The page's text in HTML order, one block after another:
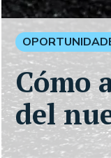
Cómo
del